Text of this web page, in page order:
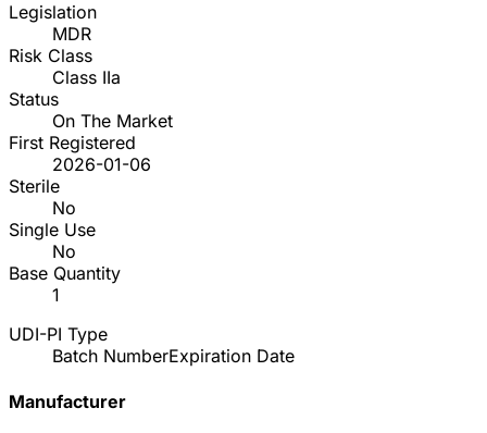
Legislation
MDR
Risk Class
Class IIa
Status
On The Market
First Registered
2026-01-06
Sterile
No
Single Use
No
Base Quantity
1
UDI-PI Type
Batch NumberExpiration Date
Manufacturer